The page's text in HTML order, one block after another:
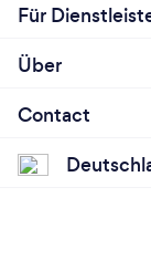
Für
Über
Contact